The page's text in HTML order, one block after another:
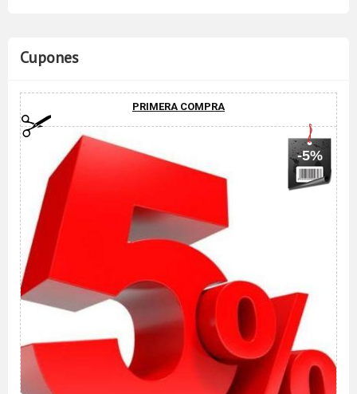
Cupones
PRIMERA COMPRA
-5%